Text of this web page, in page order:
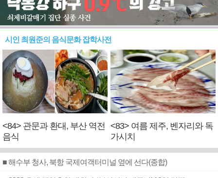
시인 최원준의 음식문화 잡학사전
<84> 관문과 환대, 부산 역전
음식
<83> 여름 제주, 벤자리와 독
가시치
■ 해수부 청사, 북항 국제여객터미널 옆에 선다(종합)